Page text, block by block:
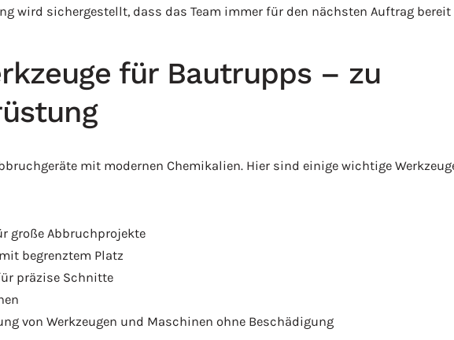
wird sichergestellt, dass das Team immer für den nächsten Auftrag
für Bautrupps – zu
mit modernen Chemikalien. Hier sind einige wichtige
große Abbruchprojekte
begrenztem Platz
präzise Schnitte
von Werkzeugen und Maschinen ohne Beschädigung